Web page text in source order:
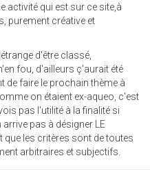
activité qui est sur ce site,à
purement créative et
d'être classé,
fou, d'ailleurs ç'aurait été
de faire le prochain thème à
on étaient ex-aqueo, c'est
pas l'utilité à la finalité si
pas à désigner LE
que les critères sont de toutes
arbitraires et subjectifs.